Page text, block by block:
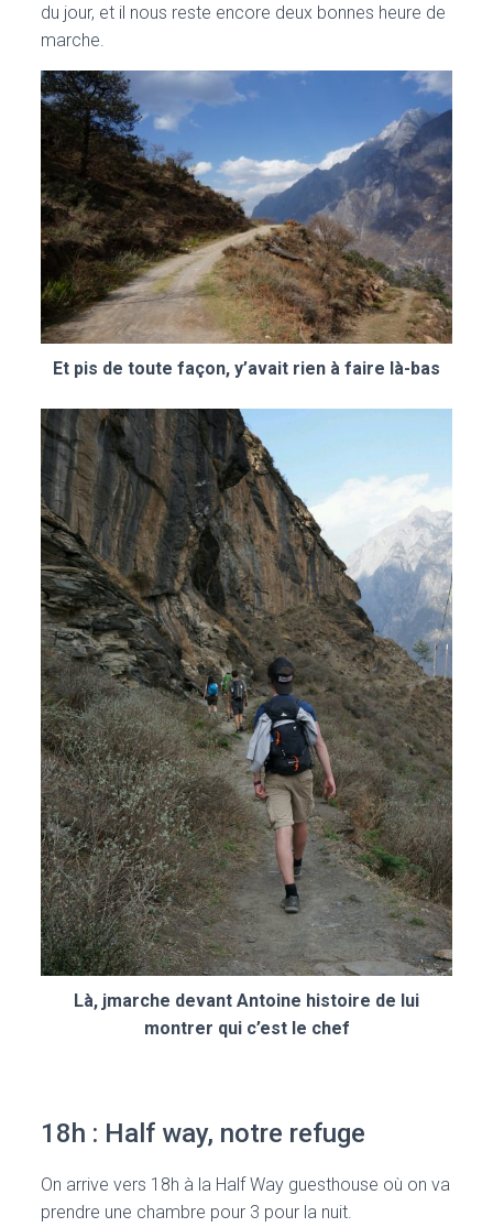
du jour, et il nous reste encore deux bonnes heure de
marche.
Et pis de toute façon, y’avait rien à faire là-bas
Là, jmarche devant Antoine histoire de lui
montrer qui c’est le chef
18h : Half way, notre refuge
On arrive vers 18h à la Half Way guesthouse où on va
prendre une chambre pour 3 pour la nuit.